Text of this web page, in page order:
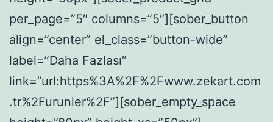
per_page=”5″ columns=”5″][sober_button
align=”center” el_class=”button-wide”
label=”Daha Fazlası”
link=”url:https%3A%2F%2Fwww.zekart.com
.tr%2Furunler%2F”][sober_empty_space